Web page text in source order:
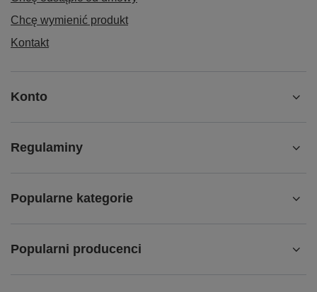
Chcę wymienić produkt
Kontakt
Konto
Regulaminy
Popularne kategorie
Popularni producenci